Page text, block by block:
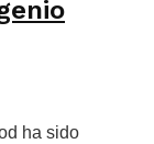
ha sido